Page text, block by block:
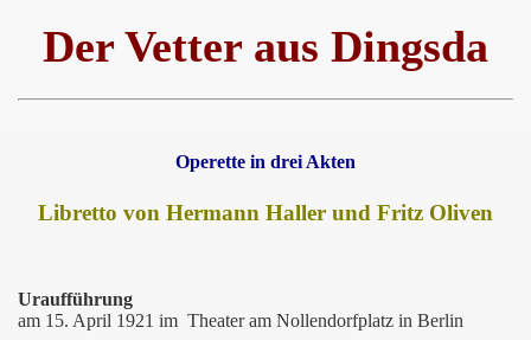
Der Vetter aus Dingsda
Operette in drei Akten
Libretto von Hermann Haller und Fritz Oliven
Uraufführung
am 15. April 1921 im Theater am Nollendorfplatz in Berlin